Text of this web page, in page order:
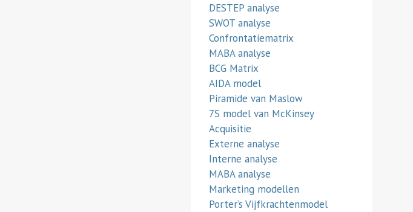
DESTEP analyse
SWOT analyse
Confrontatiematrix
MABA analyse
BCG Matrix
AIDA model
Piramide van Maslow
7S model van McKinsey
Acquisitie
Externe analyse
Interne analyse
MABA analyse
Marketing modellen
Porter’s Vijfkrachtenmodel